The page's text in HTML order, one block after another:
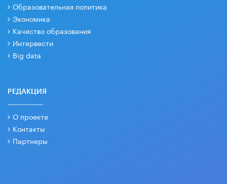
Образовательная политика
Экономика
Качество образования
Интервести
Big data
РЕДАКЦИЯ
О проекте
Контакты
Партнеры